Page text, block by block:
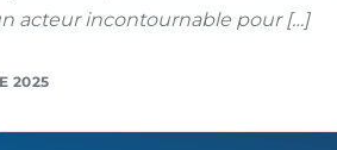
acteur incontournable pour […]
2025